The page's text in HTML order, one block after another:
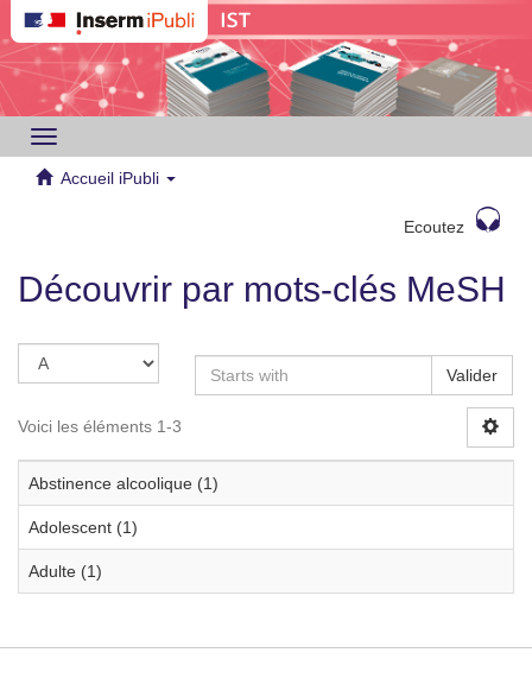
Toggle
navigation
Accueil iPubli
Ecoutez
Découvrir par mots-clés MeSH
Valider
Voici les éléments 1-3
Abstinence alcoolique (1)
Adolescent (1)
Adulte (1)